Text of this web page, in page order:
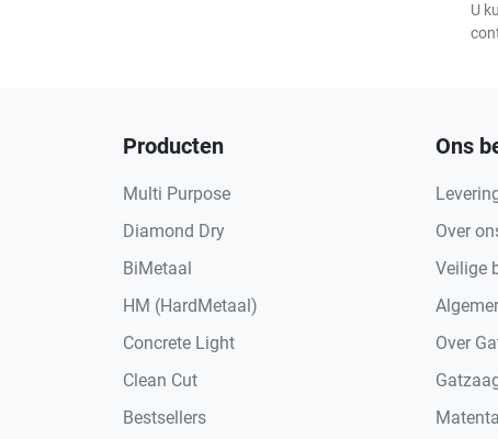
U
Producten
Multi Purpose
Diamond Dry
BiMetaal
HM (HardMetaal)
Concrete Light
Clean Cut
Bestsellers
Ons
Over
Veilige
Over